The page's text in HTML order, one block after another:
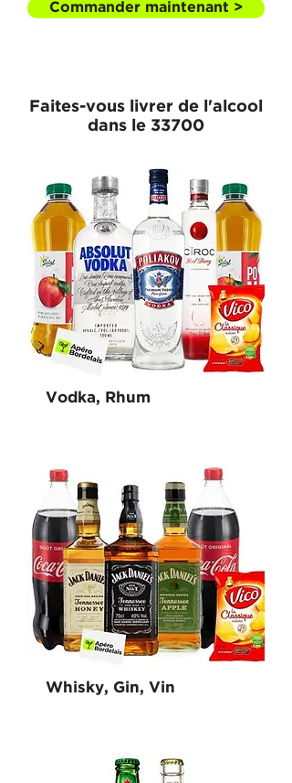
Commander maintenant >
Faites-vous livrer de l'alcool
dans le 33700
Vodka, Rhum
Whisky, Gin, Vin